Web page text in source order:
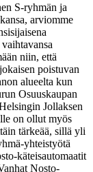
S-ryhmän ja
arviomme
niin, että
poistuvan
alueelta kun
Osuuskaupan
Jollaksen
on ollut myös
tärkeää, sillä yli
yhteistyötä
käteisautomaatit
Nosto-